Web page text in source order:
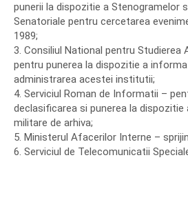
punerii la dispozitie a Stenogramelor
Senatoriale pentru cercetarea
1989;
3. Consiliul National pentru Studierea
pentru punerea la dispozitie a
administrarea acestei institutii;
4. Serviciul Roman de Informatii –
declasificarea si punerea la
militare de arhiva;
5. Ministerul Afacerilor Interne –
6. Serviciul de Telecomunicatii